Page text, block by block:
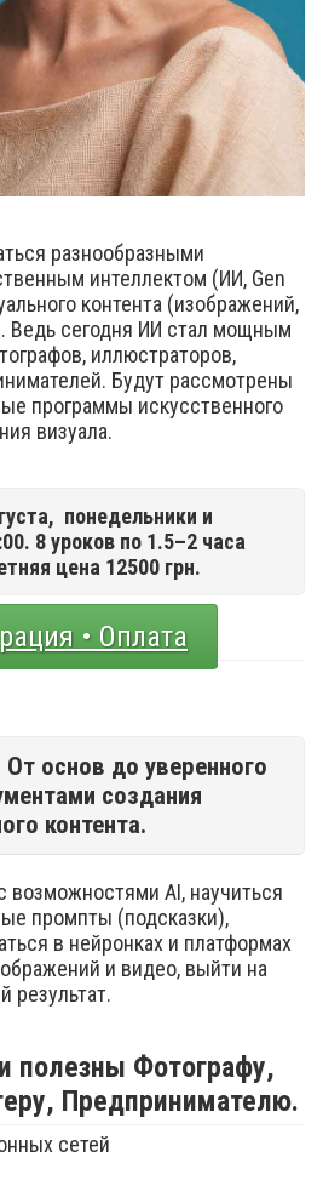
разнообразными
интеллектом (ИИ, Gen
контента (изображений,
Ведь сегодня ИИ стал мощным
иллюстраторов,
Будут рассмотрены
программы искусственного
визуала.
понедельники и
8 уроков по 1.5–2 часа
цена 12500 грн.
• Оплата
основ до уверенного
создания
контента.
возможностями AI, научиться
промпты (подсказки),
в нейронках и платформах
и видео, выйти на
результат.
полезны Фотографу,
Предпринимателю.
сетей